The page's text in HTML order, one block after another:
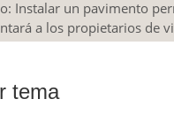
Instalar un pavimento
a los propietarios de
tema